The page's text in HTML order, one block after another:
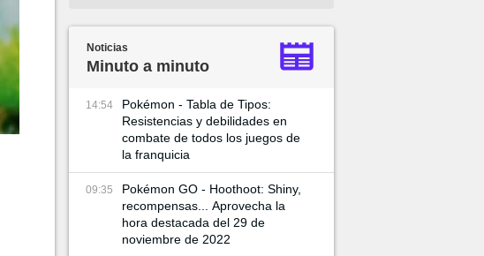
Noticias
Minuto a minuto
14:54
Pokémon - Tabla de Tipos:
Resistencias y debilidades en
combate de todos los juegos de
la franquicia
09:35
Pokémon GO - Hoothoot: Shiny,
recompensas... Aprovecha la
hora destacada del 29 de
noviembre de 2022